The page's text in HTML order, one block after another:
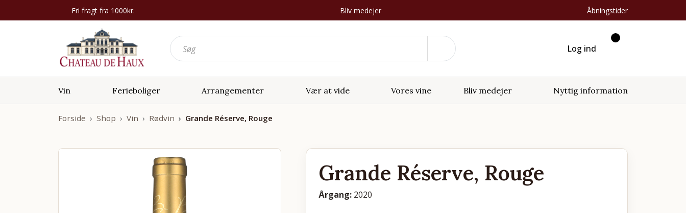
Fri fragt fra 1000kr. Bliv medejer Åbningstider
Log ind
Vin Ferieboliger Arrangementer Vær at vide Vores vine Bliv medejer Nyttig information
Forside Shop Vin Rødvin Grande Réserve, Rouge
Grande Réserve, Rouge
Årgang: 2020